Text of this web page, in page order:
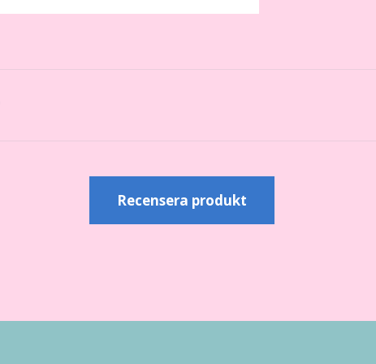
Recensera produkt